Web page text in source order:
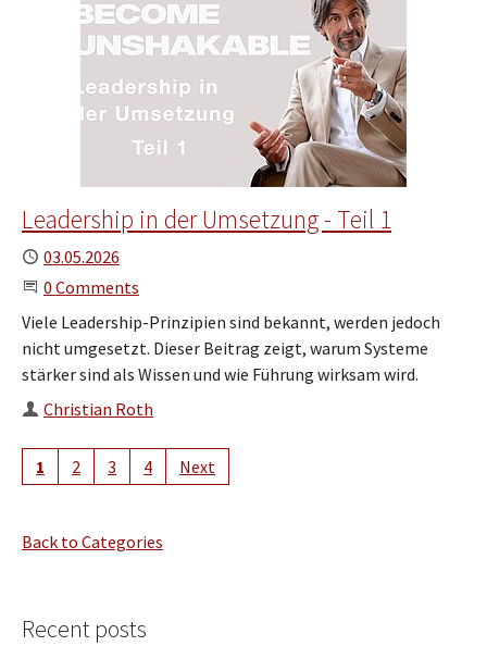
Leadership in der Umsetzung - Teil 1
Published
03.05.2026
Start the Conversation
0 Comments
Viele Leadership-Prinzipien sind bekannt, werden jedoch
nicht umgesetzt. Dieser Beitrag zeigt, warum Systeme
stärker sind als Wissen und wie Führung wirksam wird.
Author
Christian Roth
1 2 3 4 Next
Back to Categories
Recent posts